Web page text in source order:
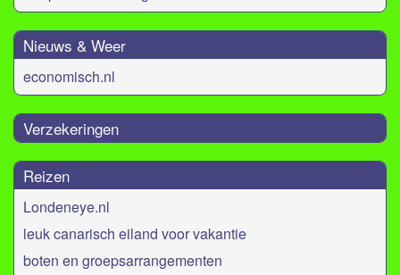
Nieuws & Weer
economisch.nl
Verzekeringen
Reizen
Londeneye.nl
leuk canarisch eiland voor vakantie
boten en groepsarrangementen